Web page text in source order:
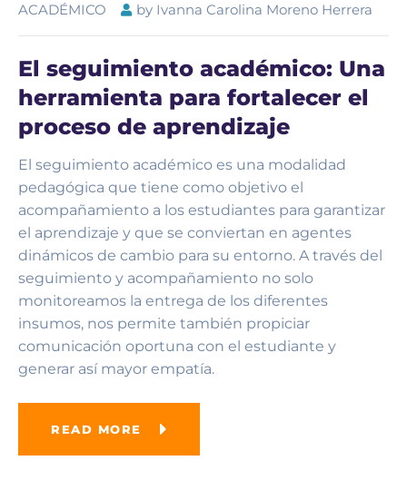
ACADÉMICO
by Ivanna Carolina Moreno Herrera
El seguimiento académico: Una
herramienta para fortalecer el
proceso de aprendizaje
El seguimiento académico es una modalidad
pedagógica que tiene como objetivo el
acompañamiento a los estudiantes para garantizar
el aprendizaje y que se conviertan en agentes
dinámicos de cambio para su entorno. A través del
seguimiento y acompañamiento no solo
monitoreamos la entrega de los diferentes
insumos, nos permite también propiciar
comunicación oportuna con el estudiante y
generar así mayor empatía.
READ MORE